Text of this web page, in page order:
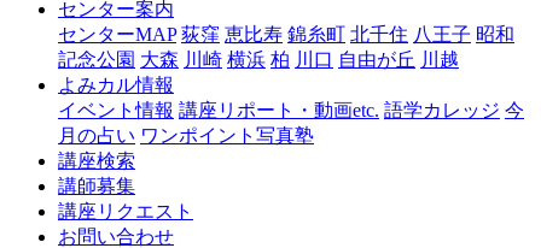
浜
センター案内
センターMAP 荻窪 恵比寿 錦糸町 北千住 八王子 昭和
記念公園 大森 川崎 横浜 柏 川口 自由が丘 川越
よみカル情報
イベント情報 講座リポート・動画etc. 語学カレッジ 今
月の占い ワンポイント写真塾
講座検索
講師募集
講座リクエスト
お問い合わせ